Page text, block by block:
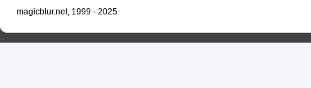
magicblur.net, 1999 - 2025